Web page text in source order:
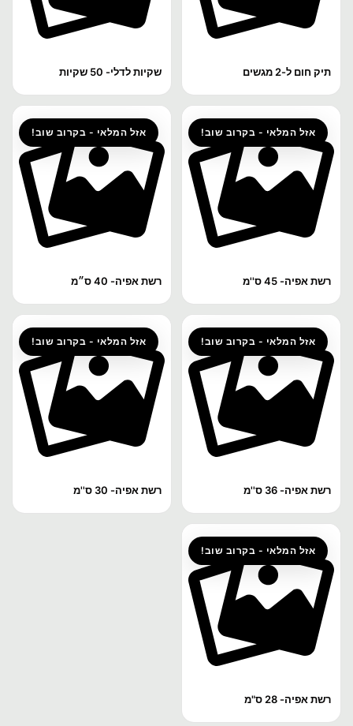
תיק חום ל-2 מגשים שקיות לדלי- 50 שקיות
אזל המלאי - בקרוב שוב!
רשת אפיה- 45 ס''מ
אזל המלאי - בקרוב שוב!
רשת אפיה- 40 ס״מ
אזל המלאי - בקרוב שוב!
רשת אפיה- 36 ס''מ
אזל המלאי - בקרוב שוב!
רשת אפיה- 30 ס''מ
אזל המלאי - בקרוב שוב!
רשת אפיה- 28 ס"מ